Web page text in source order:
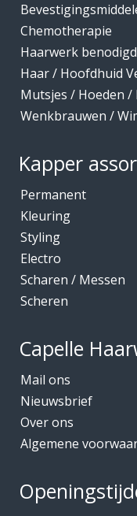
Chemotherapie
Haarwerk
Haar / Hoofdhuid
Mutsjes / Hoeden /
Wenkbrauwen /
Kapper
Permanent
Kleuring
Styling
Electro
Scharen / Messen
Scheren
Capelle
Mail ons
Nieuwsbrief
Over ons
Algemene